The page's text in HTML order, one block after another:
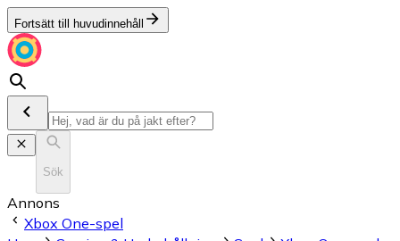
Fortsätt till huvudinnehåll
Sök
Annons
Xbox One-spel